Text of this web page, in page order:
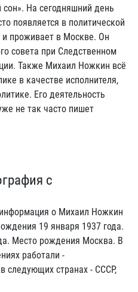
На сегодняшний день
появляется в политической
и проживает в Москве. Он
совета при Следственном
Также Михаил Ножкин всё
в качестве исполнителя,
Его деятельность
не так часто пишет
с
о Михаил Ножкин
19 января 1937 года.
Место рождения Москва. В
работали -
следующих странах - СССР,